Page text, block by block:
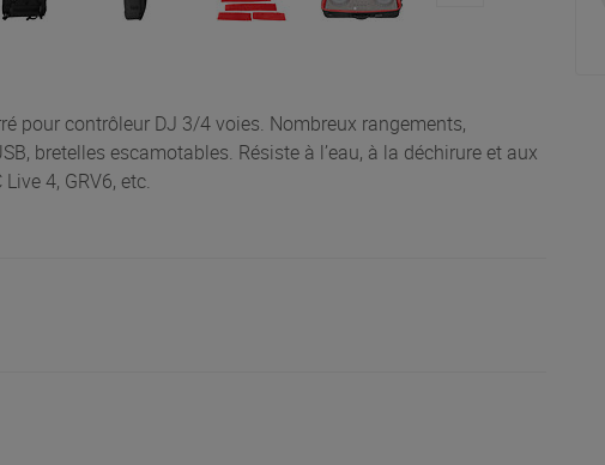
pour contrôleur DJ 3/4 voies. Nombreux rangements,
bretelles escamotables. Résiste à l’eau, à la déchirure et aux
4, GRV6, etc.